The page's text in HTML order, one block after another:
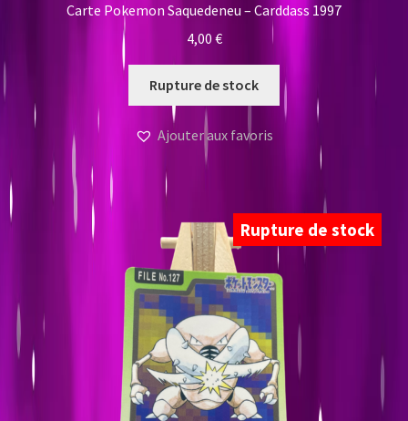
Carte Pokemon Saquedeneu – Carddass 1997
4,00 €
Rupture de stock
Ajouter aux favoris
Rupture de stock